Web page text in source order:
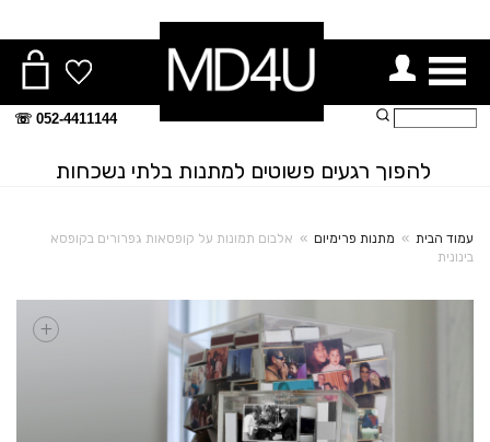
תפריט
052-4411144 ☏
להפוך רגעים פשוטים למתנות בלתי נשכחות
עמוד הבית » מתנות פרימיום » אלבום תמונות על קופסאות גפרורים בקופסא
בינונית
+